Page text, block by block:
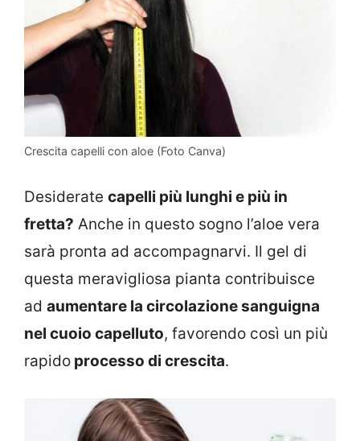
Crescita capelli con aloe (Foto Canva)
Desiderate capelli più lunghi e più in
fretta? Anche in questo sogno l’aloe vera
sarà pronta ad accompagnarvi. Il gel di
questa meravigliosa pianta contribuisce
ad aumentare la circolazione sanguigna
nel cuoio capelluto, favorendo così un più
rapido processo di crescita.